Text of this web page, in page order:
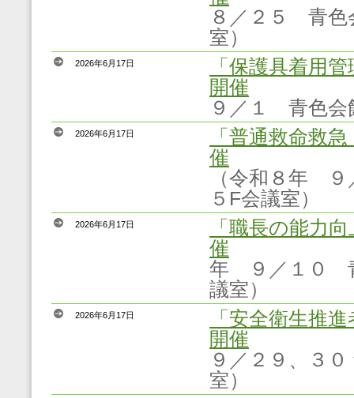
８／２５ 青
室）
2026年6月17日
「保護具着用
開催
９／１ 青色
2026年6月17日
「普通救命救
催
（令和８年
５F会議室）
2026年6月17日
「職長の能力
催
年 ９／１０
議室）
2026年6月17日
「安全衛生推
開催
９／２９、３
室）